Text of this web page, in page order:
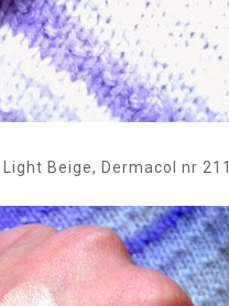
Beige, Dermacol nr 211